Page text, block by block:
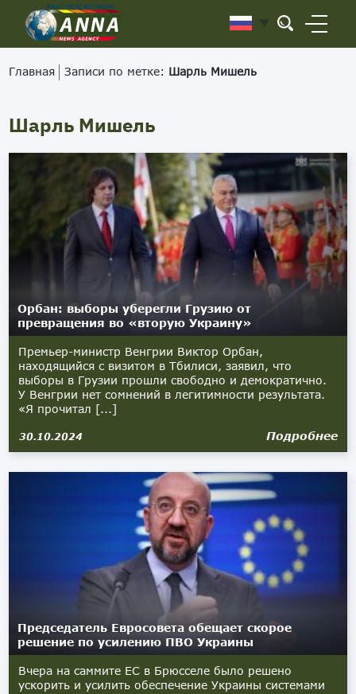
Главная Записи по метке: Шарль Мишель
Шарль Мишель
Орбан: выборы уберегли Грузию от
превращения во «вторую Украину»
Премьер-министр Венгрии Виктор Орбан,
находящийся с визитом в Тбилиси, заявил, что
выборы в Грузии прошли свободно и демократично.
У Венгрии нет сомнений в легитимности результата.
«Я прочитал [...]
30.10.2024 Подробнее
Председатель Евросовета обещает скорое
решение по усилению ПВО Украины
Вчера на саммите ЕС в Брюсселе было решено
ускорить и усилить обеспечение Украины системами